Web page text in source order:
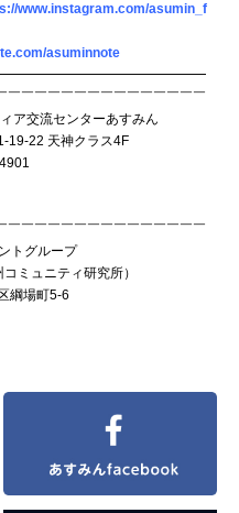
www.instagram.com/asumin_f
asuminnote
￣￣￣￣￣￣￣￣￣￣￣￣￣￣￣
ア交流センターあすみん
19-22 天神クラス4F
￣￣￣￣￣￣￣￣￣￣￣￣￣￣￣
トグループ
ミュニティ研究所）
綱場町5-6